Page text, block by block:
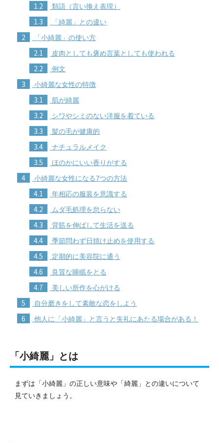
1.2 類語（言い換え表現）
1.3 「綺麗」との違い
2 「小綺麗」の使い方
2.1 皮肉としても褒め言葉としても使われる
2.2 例文
3 小綺麗な女性の特徴
3.1 肌が綺麗
3.2 シワやシミのない洋服を着ている
3.3 髪の毛が健康的
3.4 ナチュラルメイク
3.5 ほのかにいい香りがする
4 小綺麗な女性になる7つの方法
4.1 年相応の服装を意識する
4.2 ムダ毛処理を怠らない
4.3 背筋を伸ばして生活を送る
4.4 季節問わず日焼け止めを使用する
4.5 定期的に美容院に通う
4.6 良質な睡眠をとる
4.7 美しい所作を心がける
5 自分磨きをして素敵な恋をしよう
6 他人に「小綺麗」と言うと失礼にあたる場合がある！
「小綺麗」とは
まずは「小綺麗」の正しい意味や「綺麗」との違いについて
見ていきましょう。